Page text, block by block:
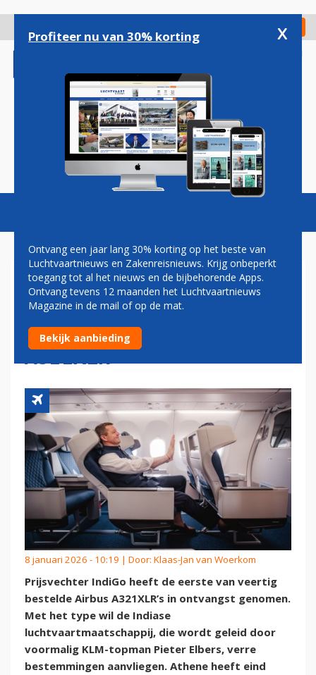
gaan
Check in
Magazine Podcasts Vacatures
INDIGO START NIEUW
HOOFDSTUK MET
ONTVANGST EERSTE AIRBUS
A321XLR
8 januari 2026 - 10:19 | Door: Klaas-Jan van Woerkom
Prijsvechter IndiGo heeft de eerste van veertig
bestelde Airbus A321XLR’s in ontvangst genomen.
Met het type wil de Indiase
luchtvaartmaatschappij, die wordt geleid door
voormalig KLM-topman Pieter Elbers, verre
bestemmingen aanvliegen. Athene heeft eind
Profiteer nu van 30% korting x
Ontvang een jaar lang 30% korting op het beste van
Luchtvaartnieuws en Zakenreisnieuws. Krijg onbeperkt
toegang tot al het nieuws en de bijbehorende Apps.
Ontvang tevens 12 maanden het Luchtvaartnieuws
Magazine in de mail of op de mat.
Bekijk aanbieding